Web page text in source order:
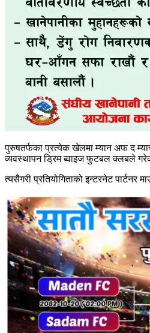
पुरुषतर्फका प्रत्येक खेलमा म्यान अफ द
व्यवस्थापन ड्रिम ब्वाइज फुटबल क्लबले
त्यसैगरी प्रतियोगिताको इन्टरनेट पार्टनर